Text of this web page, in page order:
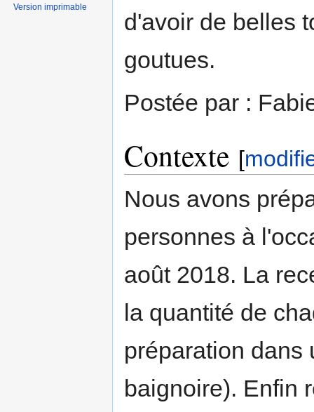
d'avoir de belles
goutues.
Postée par :
Contexte [
Nous avons
personnes à
août 2018. La
la quantité de
préparation dans
baignoire). Enfin
Version imprimable